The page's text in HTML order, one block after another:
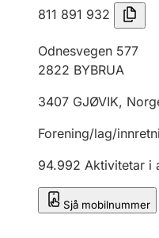
811 891 932
Odnesvegen 577
2822 BYBRUA
3407 GJØVIK,
Forening/lag/
94.992 Aktivitetar i
Sjå mobilnummer